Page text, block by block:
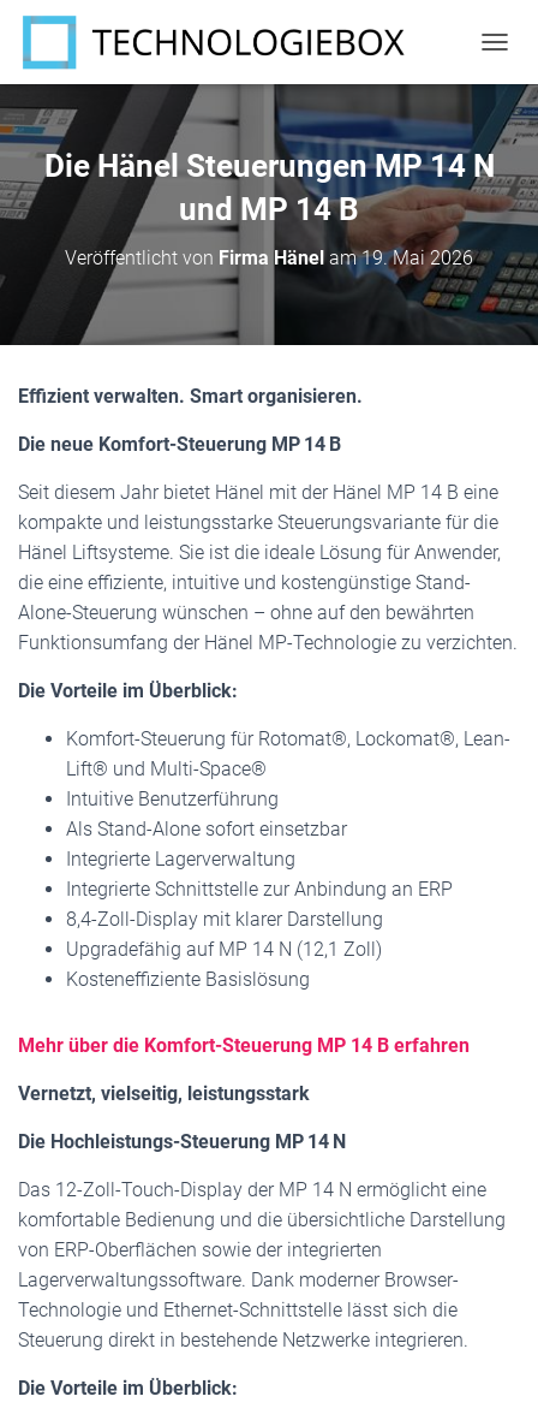
A
G
A
T
I
N
U
M
N
Die Hänel Steuerungen MP 14 N
und MP 14 B
Veröffentlicht von Firma Hänelam19. Mai 2026
Effizient verwalten. Smart organisieren.
Die neue Komfort-Steuerung MP 14 B
Seit diesem Jahr bietet Hänel mit der Hänel MP 14 B eine
kompakte und leistungsstarke Steuerungsvariante für die
Hänel Liftsysteme. Sie ist die ideale Lösung für Anwender,
die eine effiziente, intuitive und kostengünstige Stand-
Alone-Steuerung wünschen – ohne auf den bewährten
Funktionsumfang der Hänel MP-Technologie zu verzichten.
Die Vorteile im Überblick:
Komfort-Steuerung für Rotomat®, Lockomat®, Lean-
Lift® und Multi-Space®
Intuitive Benutzerführung
Als Stand-Alone sofort einsetzbar
Integrierte Lagerverwaltung
Integrierte Schnittstelle zur Anbindung an ERP
8,4-Zoll-Display mit klarer Darstellung
Upgradefähig auf MP 14 N (12,1 Zoll)
Kosteneffiziente Basislösung
Mehr über die Komfort-Steuerung MP 14 B erfahren
Vernetzt, vielseitig, leistungsstark
Die Hochleistungs-Steuerung MP 14 N
Das 12-Zoll-Touch-Display der MP 14 N ermöglicht eine
komfortable Bedienung und die übersichtliche Darstellung
von ERP-Oberflächen sowie der integrierten
Lagerverwaltungssoftware. Dank moderner Browser-
Technologie und Ethernet-Schnittstelle lässt sich die
Steuerung direkt in bestehende Netzwerke integrieren.
Die Vorteile im Überblick: